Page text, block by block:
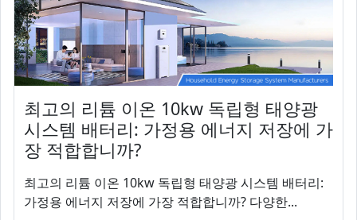
최고의 리튬 이온 10kw 독립형 태양광
시스템 배터리: 가정용 에너지 저장에 가
장 적합합니까?
최고의 리튬 이온 10kw 독립형 태양광 시스템 배터리:
가정용 에너지 저장에 가장 적합합니까? 다양한...